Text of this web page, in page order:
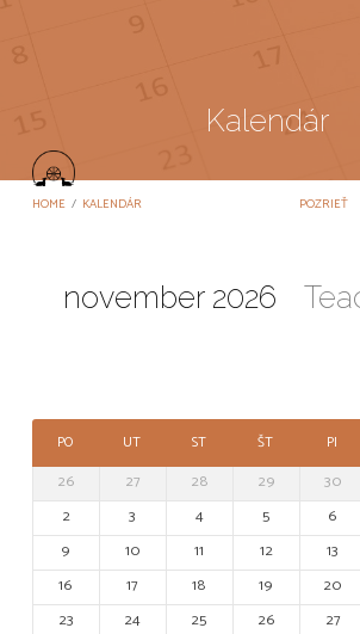
Kalendár
HOME / KALENDÁR POZRIEŤ
Kalendár
november 2026
PO UT ST ŠT PI
26 27 28 29 30
2
3 4 5 6
9
10 11 12 13
16
17 18 19 20
23
24 25 26 27